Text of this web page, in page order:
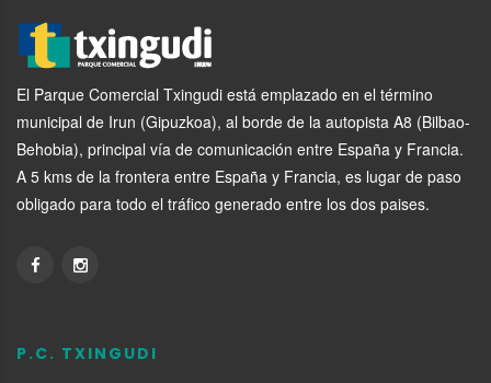
El Parque Comercial Txingudi está emplazado en el término
municipal de Irun (Gipuzkoa), al borde de la autopista A8 (Bilbao-
Behobia), principal vía de comunicación entre España y Francia.
A 5 kms de la frontera entre España y Francia, es lugar de paso
obligado para todo el tráfico generado entre los dos paises.
P.C. TXINGUDI